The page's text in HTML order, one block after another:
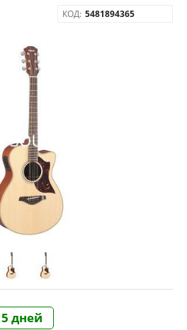
КОД: 5481894365
5 дней